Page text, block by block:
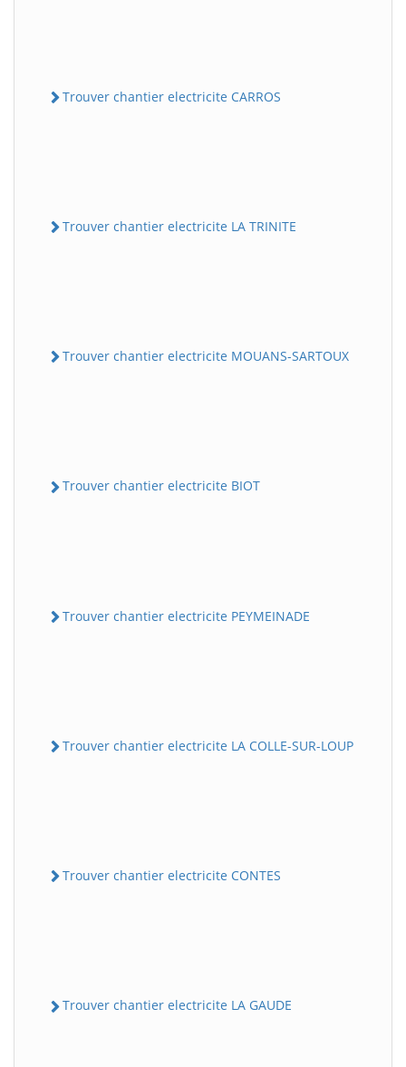
Trouver chantier electricite CARROS
Trouver chantier electricite LA TRINITE
Trouver chantier electricite MOUANS-SARTOUX
Trouver chantier electricite BIOT
Trouver chantier electricite PEYMEINADE
Trouver chantier electricite LA COLLE-SUR-LOUP
Trouver chantier electricite CONTES
Trouver chantier electricite LA GAUDE